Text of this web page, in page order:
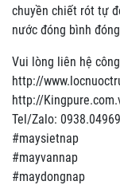
chuyền chiết rót tự
nước đóng bình
Vui lòng liên hệ
http://
http://
Tel/Zalo:
#maysietnap
#mayvannap
#maydongnap